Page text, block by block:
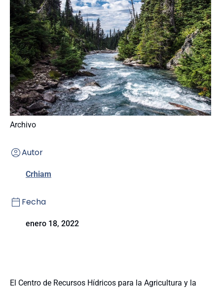
Archivo
Autor
Crhiam
Fecha
enero 18, 2022
El Centro de Recursos Hídricos para la Agricultura y la